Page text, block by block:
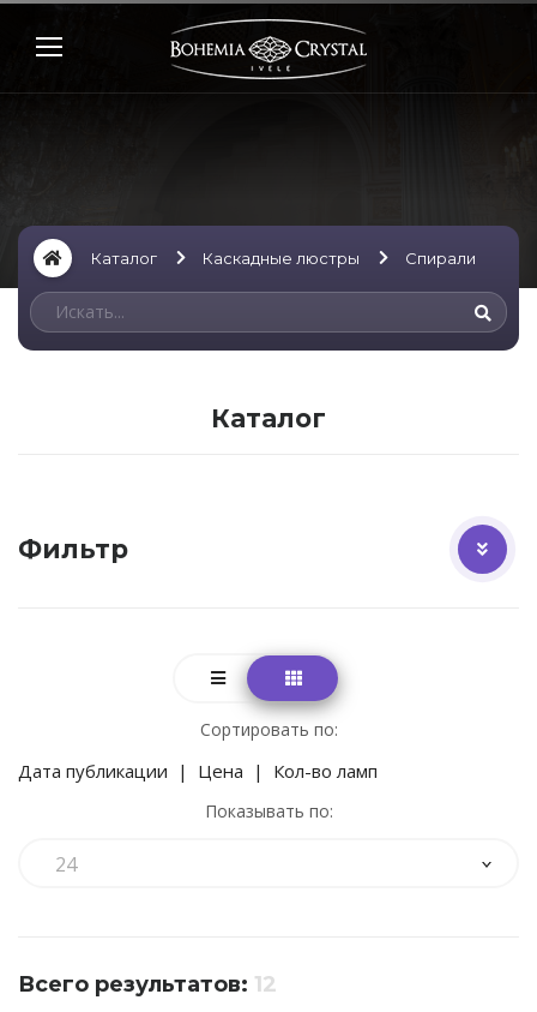
Каталог Каскадные люстры Спирали
Сортировать по:
Дата публикации | Цена | Кол-во ламп
Показывать по:
24
Всего результатов: 12
Каталог
Фильтр